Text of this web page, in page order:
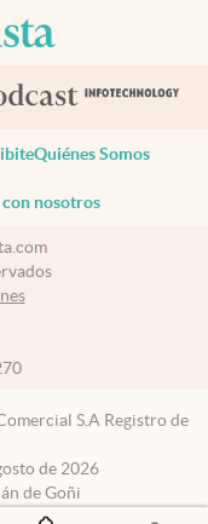
Quiénes Somos
nosotros
S.A Registro de
de 2026
de Goñi